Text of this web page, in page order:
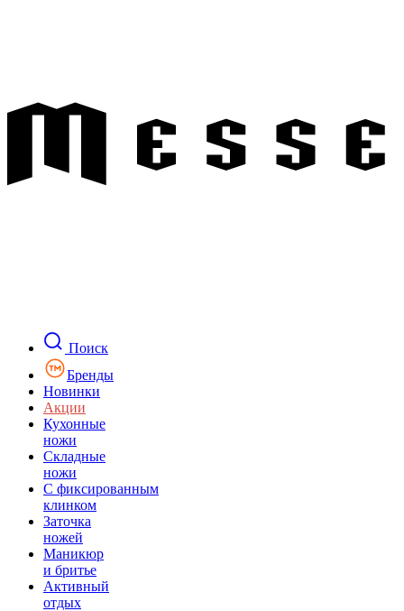
Поиск
Бренды
Новинки
Акции
Кухонные
ножи
Складные
ножи
C фиксированным
клинком
Заточка
ножей
Маникюр
и бритье
Активный
отдых